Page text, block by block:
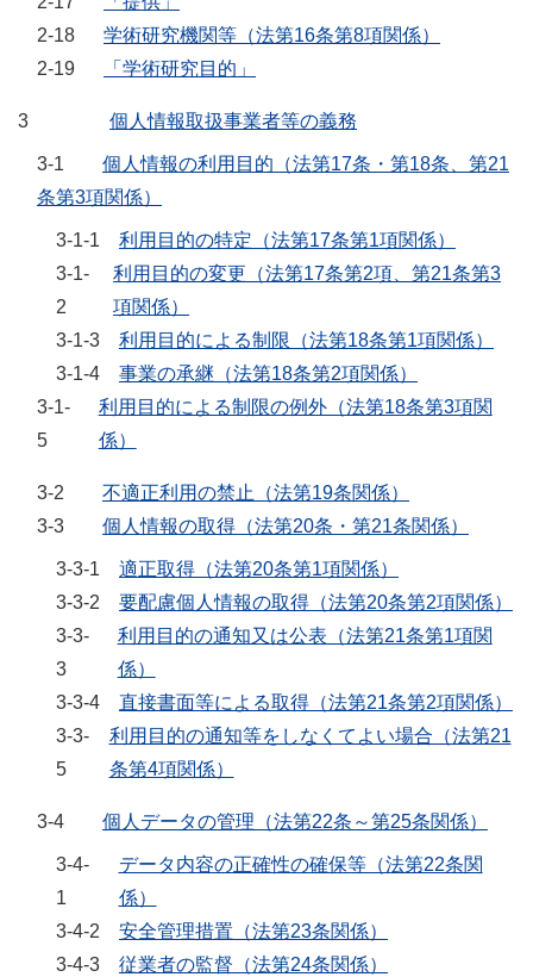
2-18
学術研究機関等（法第16条第8項関係）
2-19
「学術研究目的」
3 個人情報取扱事業者等の義務
3-1
個人情報の利用目的（法第17条・第18条、第21
条第3項関係）
3-1-1
利用目的の特定（法第17条第1項関係）
3-1-
2
利用目的の変更（法第17条第2項、第21条第3
項関係）
3-1-3
利用目的による制限（法第18条第1項関係）
3-1-4
事業の承継（法第18条第2項関係）
3-1-
5
利用目的による制限の例外（法第18条第3項関
係）
3-2
不適正利用の禁止（法第19条関係）
3-3
個人情報の取得（法第20条・第21条関係）
3-3-1
適正取得（法第20条第1項関係）
3-3-2
要配慮個人情報の取得（法第20条第2項関係）
3-3-
3
利用目的の通知又は公表（法第21条第1項関
係）
3-3-4
直接書面等による取得（法第21条第2項関係）
3-3-
5
利用目的の通知等をしなくてよい場合（法第21
条第4項関係）
3-4 個人データの管理（法第22条～第25条関係）
3-4-
1
データ内容の正確性の確保等（法第22条関
係）
3-4-2
安全管理措置（法第23条関係）
3-4-3
従業者の監督（法第24条関係）